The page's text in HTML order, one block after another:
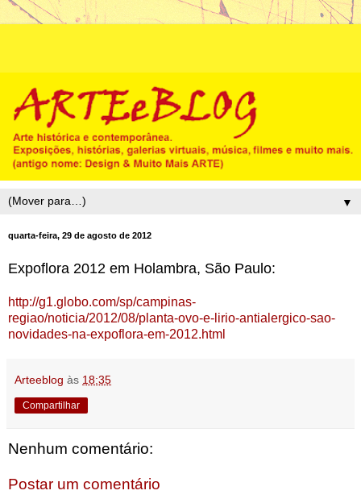
▼
quarta-feira, 29 de agosto de 2012
Expoflora 2012 em Holambra, São Paulo:
http://g1.globo.com/sp/campinas-
regiao/noticia/2012/08/planta-ovo-e-lirio-antialergico-sao-
novidades-na-expoflora-em-2012.html
Arteeblog às 18:35
Compartilhar
Nenhum comentário:
Postar um comentário